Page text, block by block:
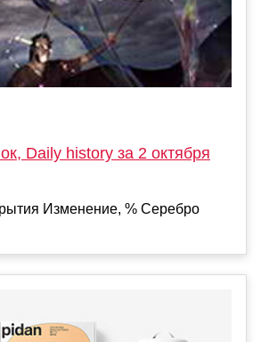
Daily history за 2 октября
Изменение, % Серебро